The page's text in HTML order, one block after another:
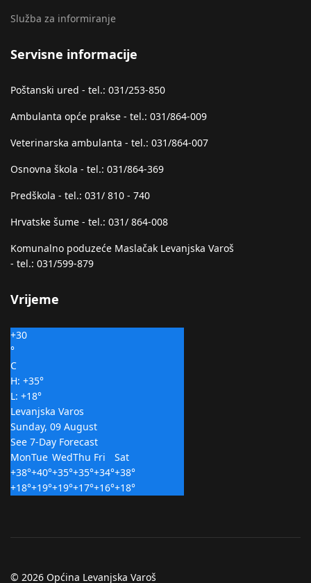
Služba za informiranje
Servisne informacije
Poštanski ured - tel.: 031/253-850
Ambulanta opće prakse - tel.: 031/864-009
Veterinarska ambulanta - tel.: 031/864-007
Osnovna škola - tel.: 031/864-369
Predškola - tel.: 031/ 810 - 740
Hrvatske šume - tel.: 031/ 864-008
Komunalno poduzeće Maslačak Levanjska Varoš
- tel.: 031/599-879
Vrijeme
+30
°
C
H: +35°
L: +18°
Levanjska Varos
Sunday, 09 August
See 7-Day Forecast
MonTue WedThu Fri
Sat
+38°+40°+35°+35°+34°+38°
+18°+19°+19°+17°+16°+18°
© 2026 Općina Levanjska Varoš